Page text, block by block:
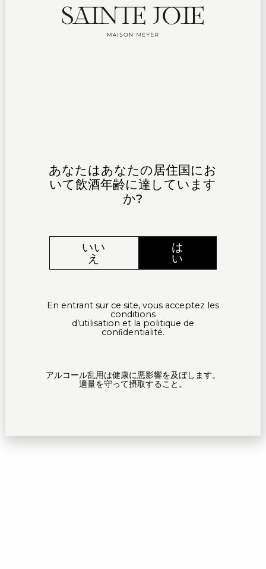
あなたはあなたの居住国にお
いて飲酒年齢に達しています
か?
いい
え
は
い
En entrant sur ce site, vous acceptez les
conditions
d’utilisation et la politique de
conﬁdentialité.
アルコール乱用は健康に悪影響を及ぼします。
適量を守って摂取すること。